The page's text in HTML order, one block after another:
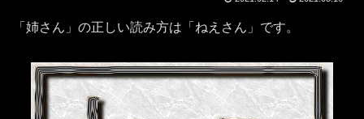
「姉さん」の正しい読み方は「ねえさん」です。